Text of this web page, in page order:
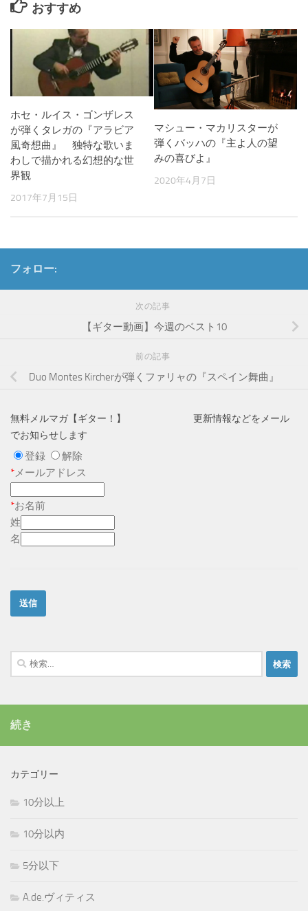
おすすめ
ホセ・ルイス・ゴンザレス
が弾くタレガの『アラビア
風奇想曲』 独特な歌いま
わしで描かれる幻想的な世
界観
2017年7月15日
マシュー・マカリスターが
弾くバッハの『主よ人の望
みの喜びよ』
2020年4月7日
フォロー:
次の記事
【ギター動画】今週のベスト10
前の記事
Duo Montes Kircherが弾くファリャの『スペイン舞曲』
無料メルマガ【ギター！】 更新情報などをメール
でお知らせします
登録
解除
*メールアドレス
*お名前
姓
名
検
索:
続き
カテゴリー
10分以上
10分以内
5分以下
A.de.ヴィティス